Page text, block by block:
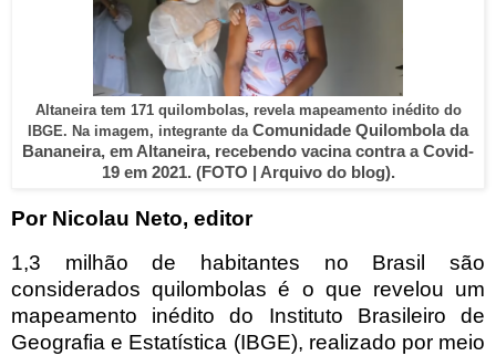
Altaneira tem 171 quilombolas, revela mapeamento inédito do
IBGE. Na imagem, integrante da Comunidade Quilombola da
Bananeira, em Altaneira, recebendo vacina contra a Covid-
19 em 2021. (FOTO | Arquivo do blog).
Por Nicolau Neto, editor
1,3 milhão de habitantes no Brasil são
considerados quilombolas é o que revelou um
mapeamento inédito do Instituto Brasileiro de
Geografia e Estatística (IBGE), realizado por meio